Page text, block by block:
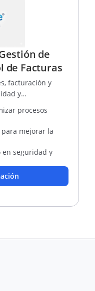
de
de Facturas
facturación y
y
procesos
mejorar la
en seguridad y